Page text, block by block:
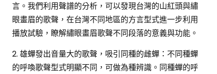
言。我們利用聲譜的分析，可以發現台灣的山紅頭與繡
眼畫眉的歌聲，在台灣不同地區的方言型式進一步利用
播放試驗，瞭解繡眼畫眉歌聲不同段落的意義與功能。
2. 雄蟬發出音量大的歌聲，吸引同種的雌蟬：不同種蟬
的呼喚歌聲型式明顯不同，可做為種辨識。同種蟬的呼